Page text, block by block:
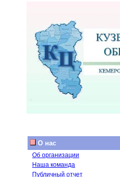
О нас
Об организации
Наша команда
Публичный отчет